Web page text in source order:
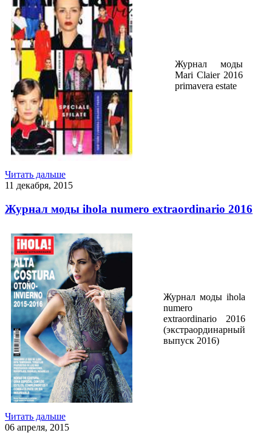
Журнал моды
Mari Claier 2016
primavera estate
Читать дальше
11 декабря, 2015
Журнал моды ihola numero extraordinario 2016
Журнал моды ihola
numero
extraordinario 2016
(экстраординарный
выпуск 2016)
Читать дальше
06 апреля, 2015